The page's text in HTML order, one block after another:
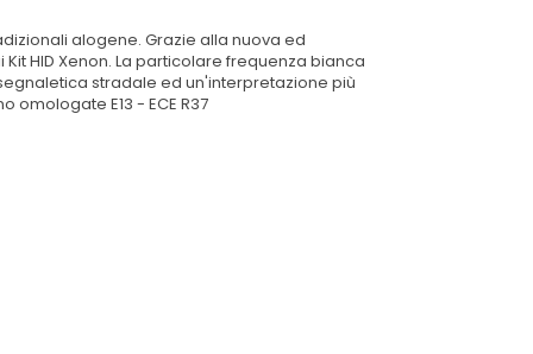
alogene. Grazie alla nuova ed
HID Xenon. La particolare frequenza bianca
stradale ed un'interpretazione più
E13 - ECE R37